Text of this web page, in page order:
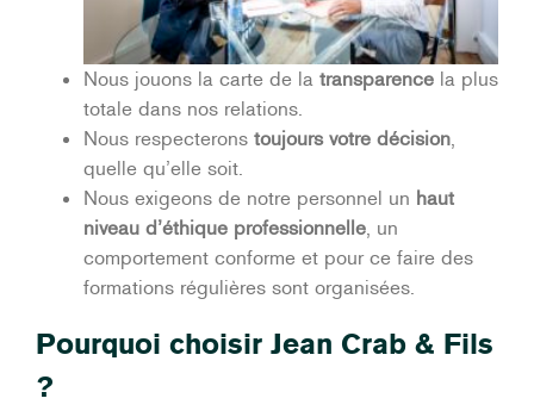
Nous jouons la carte de la transparence la plus
totale dans nos relations.
Nous respecterons toujours votre décision,
quelle qu’elle soit.
Nous exigeons de notre personnel un haut
niveau d’éthique professionnelle, un
comportement conforme et pour ce faire des
formations régulières sont organisées.
Pourquoi choisir Jean Crab & Fils
?